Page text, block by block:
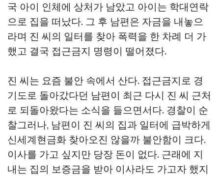
국 아이 인체에 상처가 남았고 아이는 학대연락
으로 집을 떠났다. 그 후 남편은 자금을 내놓으
라며 진 씨의 일터를 찾아 폭력을 한 차례 더 가
했고 결국 접근금지 명령이 떨어졌다.
진 씨는 요즘 불안 속에서 산다. 접근금지로 경
기도로 돌아갔다던 남편이 최근 다시 진 씨 근처
로 되돌아왔다는 소식을 들으면서다. 경찰이 순
찰그러나, 남편이 진 씨의 집과 일터에 급박하게
신세계현금화 찾아오진 않을까 불안함이 크다.
이사를 가고 싶지만 당장 돈이 없다. 근래에 지
내는 집의 보증금을 받아 이사라도 가고자 했지